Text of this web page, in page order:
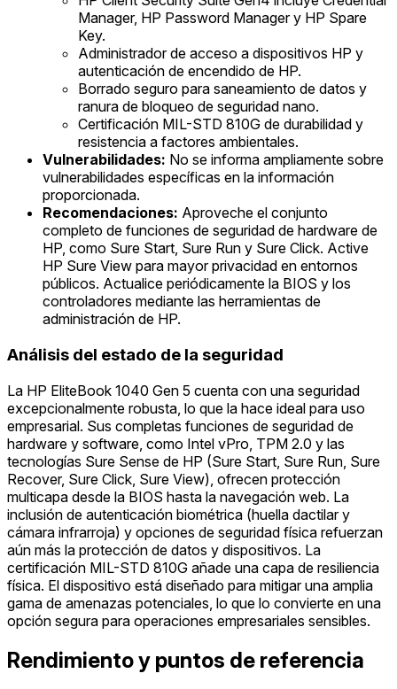
Manager, HP Password Manager y HP Spare
Key.
Administrador de acceso a dispositivos HP y
autenticación de encendido de HP.
Borrado seguro para saneamiento de datos y
ranura de bloqueo de seguridad nano.
Certificación MIL-STD 810G de durabilidad y
resistencia a factores ambientales.
Vulnerabilidades: No se informa ampliamente sobre
vulnerabilidades específicas en la información
proporcionada.
Recomendaciones: Aproveche el conjunto
completo de funciones de seguridad de hardware de
HP, como Sure Start, Sure Run y Sure Click. Active
HP Sure View para mayor privacidad en entornos
públicos. Actualice periódicamente la BIOS y los
controladores mediante las herramientas de
administración de HP.
Análisis del estado de la seguridad
La HP EliteBook 1040 Gen 5 cuenta con una seguridad
excepcionalmente robusta, lo que la hace ideal para uso
empresarial. Sus completas funciones de seguridad de
hardware y software, como Intel vPro, TPM 2.0 y las
tecnologías Sure Sense de HP (Sure Start, Sure Run, Sure
Recover, Sure Click, Sure View), ofrecen protección
multicapa desde la BIOS hasta la navegación web. La
inclusión de autenticación biométrica (huella dactilar y
cámara infrarroja) y opciones de seguridad física refuerzan
aún más la protección de datos y dispositivos. La
certificación MIL-STD 810G añade una capa de resiliencia
física. El dispositivo está diseñado para mitigar una amplia
gama de amenazas potenciales, lo que lo convierte en una
opción segura para operaciones empresariales sensibles.
Rendimiento y puntos de referencia